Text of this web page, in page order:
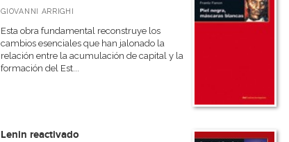
GIOVANNI ARRIGHI
Esta obra fundamental reconstruye los
cambios esenciales que han jalonado la
relación entre la acumulación de capital y la
formación del Est...
Lenin reactivado